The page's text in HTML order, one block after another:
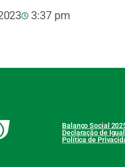
3:37 pm
Balanço Social
Declaração de
Política de